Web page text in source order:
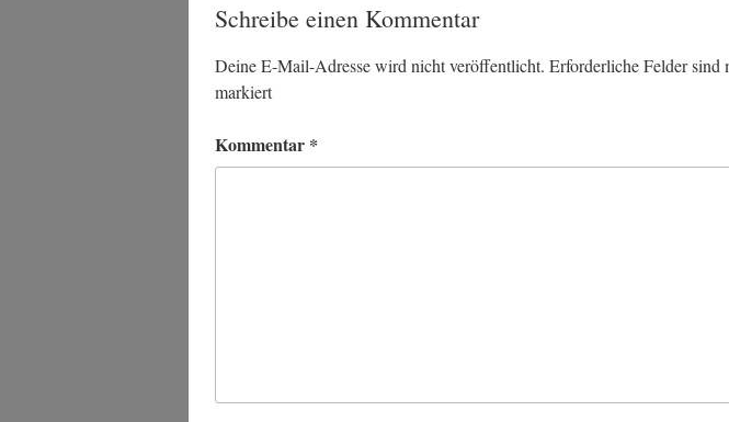
Schreibe einen Kommentar
Deine E-Mail-Adresse wird nicht veröffentlicht. Erforderliche Felder sind
markiert
Kommentar *